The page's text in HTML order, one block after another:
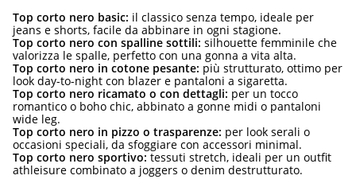
Top corto nero basic: il classico senza tempo, ideale per
jeans e shorts, facile da abbinare in ogni stagione.
Top corto nero con spalline sottili: silhouette femminile che
valorizza le spalle, perfetto con una gonna a vita alta.
Top corto nero in cotone pesante: più strutturato, ottimo per
look day-to-night con blazer e pantaloni a sigaretta.
Top corto nero ricamato o con dettagli: per un tocco
romantico o boho chic, abbinato a gonne midi o pantaloni
wide leg.
Top corto nero in pizzo o trasparenze: per look serali o
occasioni speciali, da sfoggiare con accessori minimal.
Top corto nero sportivo: tessuti stretch, ideali per un outfit
athleisure combinato a joggers o denim destrutturato.